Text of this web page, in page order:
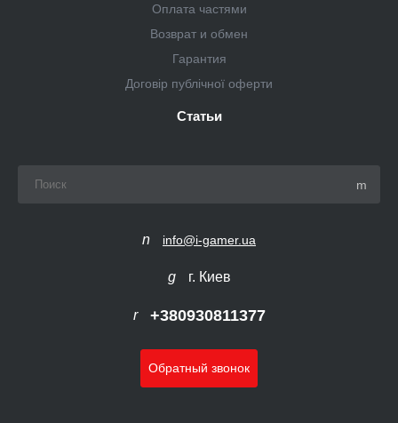
Оплата частями
Возврат и обмен
Гарантия
Договір публічної оферти
Статьи
info@i-gamer.ua
г. Киев
+380930811377
Обратный звонок